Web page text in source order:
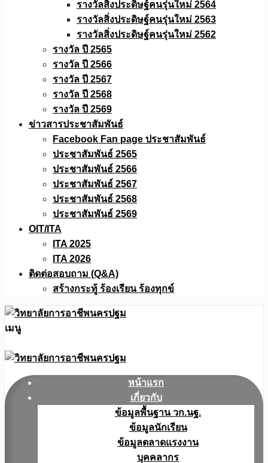
รางวัลสิ่งประดิษฐ์คนรุ่นใหม่ 2564
รางวัลสิ่งประดิษฐ์คนรุ่นใหม่ 2563
รางวัลสิ่งประดิษฐ์คนรุ่นใหม่ 2562
รางวัล ปี 2565
รางวัล ปี 2566
รางวัล ปี 2567
รางวัล ปี 2568
รางวัล ปี 2569
ข่าวสารประชาสัมพันธ์
Facebook Fan page ประชาสัมพันธ์
ประชาสัมพันธ์ 2565
ประชาสัมพันธ์ 2566
ประชาสัมพันธ์ 2567
ประชาสัมพันธ์ 2568
ประชาสัมพันธ์ 2569
OIT/ITA
ITA 2025
ITA 2026
ติดต่อสอบถาม (Q&A)
สร้างกระทู้ ร้องเรียน ร้องทุกข์
เมนู
หน้าแรก
เกี่ยวกับ
ข้อมูลพื้นฐาน วก.นฐ.
ข้อมูลนักเรียน
ข้อมูลตลาดแรงงาน
บุคคลากร